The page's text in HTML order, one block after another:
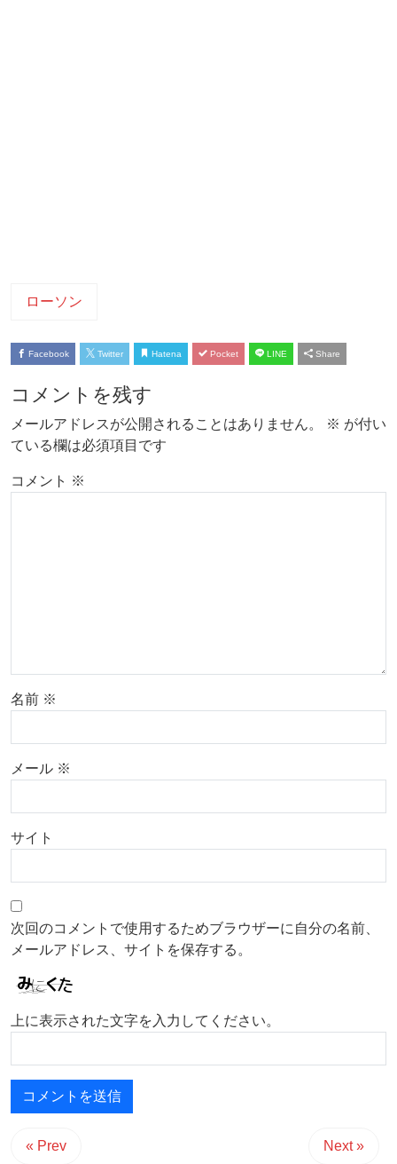
ローソン
Facebook Twitter Hatena Pocket LINE Share
コメントを残す
メールアドレスが公開されることはありません。 ※ が付い
ている欄は必須項目です
コメント ※
名前 ※
メール ※
サイト
次回のコメントで使用するためブラウザーに自分の名前、
メールアドレス、サイトを保存する。
上に表示された文字を入力してください。
« Prev Next »